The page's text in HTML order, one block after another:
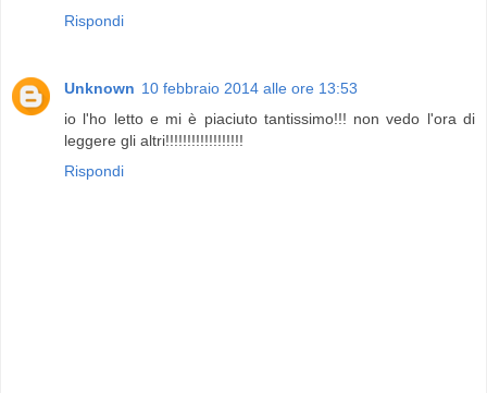
Rispondi
Unknown 10 febbraio 2014 alle ore 13:53
io l'ho letto e mi è piaciuto tantissimo!!! non vedo l'ora di
leggere gli altri!!!!!!!!!!!!!!!!!!
Rispondi